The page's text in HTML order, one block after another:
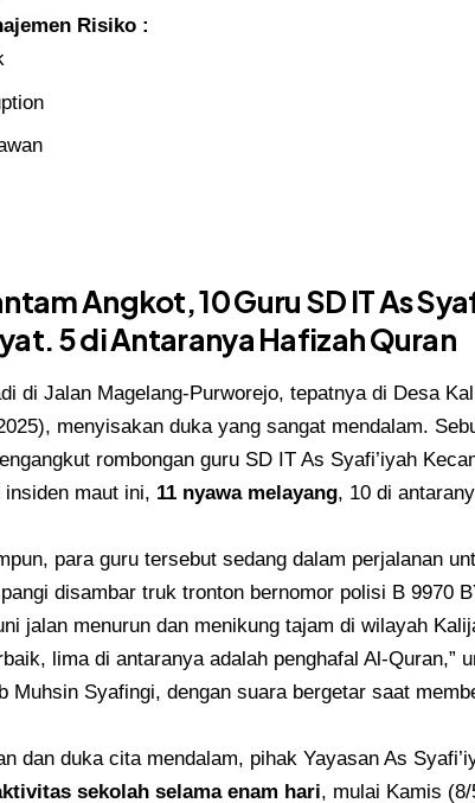
Risiko :
Angkot, 10 Guru SD IT As
5 di Antaranya Hafizah Quran
di Jalan Magelang-Purworejo, tepatnya di Desa
menyisakan duka yang sangat mendalam.
rombongan guru SD IT As Syafi’iyah
insiden maut ini, 11 nyawa melayang, 10 di
para guru tersebut sedang dalam perjalanan
disambar truk tronton bernomor polisi B 9970
jalan menurun dan menikung tajam di wilayah
lima di antaranya adalah penghafal Al-Quran,”
Muhsin Syafingi, dengan suara bergetar saat
dan duka cita mendalam, pihak Yayasan As
sekolah selama enam hari, mulai Kamis